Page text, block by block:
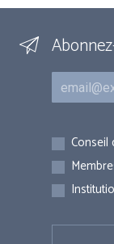
Courriel
Inscriptions
Conseil